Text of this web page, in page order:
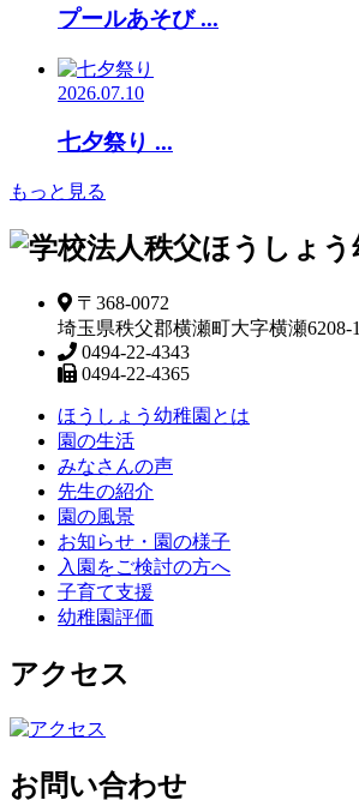
プールあそび ...
2026.07.10
七夕祭り ...
もっと見る
〒368-0072
埼玉県秩父郡横瀬町大字横瀬6208-1
0494-22-4343
0494-22-4365
ほうしょう幼稚園とは
園の生活
みなさんの声
先生の紹介
園の風景
お知らせ・園の様子
入園をご検討の方へ
子育て支援
幼稚園評価
アクセス
お問い合わせ